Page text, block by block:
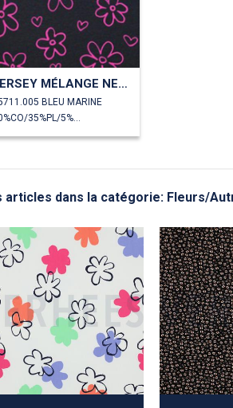
JERSEY MÉLANGE NEON FLEURS
BLEU MARINE
articles dans la catégorie: Fleurs/